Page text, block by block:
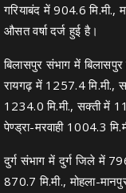
गरियाबंद में 904.6
औसत वर्षा दर्ज हुई है।
बिलासपुर संभाग में
रायगढ़ में 1257.4 मि.मी.,
1234.0 मि.मी., सक्ती में
पेण्ड्रा-मरवाही 1004.3
दुर्ग संभाग में दुर्ग जिले में
870.7 मि.मी., मोहला-